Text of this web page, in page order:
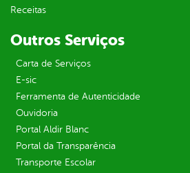
Receitas
Outros Serviços
Carta de Serviços
E-sic
Ferramenta de Autenticidade
Ouvidoria
Portal Aldir Blanc
Portal da Transparência
Transporte Escolar